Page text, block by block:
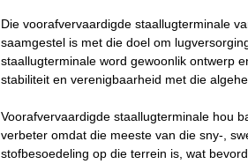
Die voorafvervaardigde staallugterminale
saamgestel is met die doel om
staallugterminale word gewoonlik ontwerp
stabiliteit en verenigbaarheid met die
Voorafvervaardigde staallugterminale hou
verbeter omdat die meeste van die sny-,
stofbesoedeling op die terrein is, wat